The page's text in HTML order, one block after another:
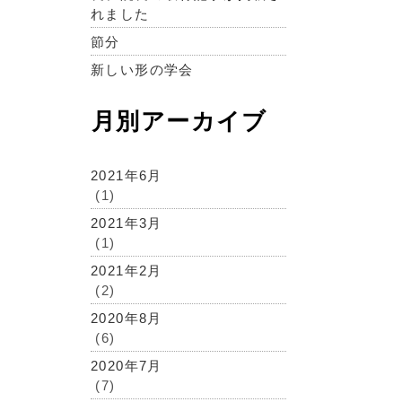
れました
節分
新しい形の学会
月別アーカイブ
2021年6月
(1)
2021年3月
(1)
2021年2月
(2)
2020年8月
(6)
2020年7月
(7)